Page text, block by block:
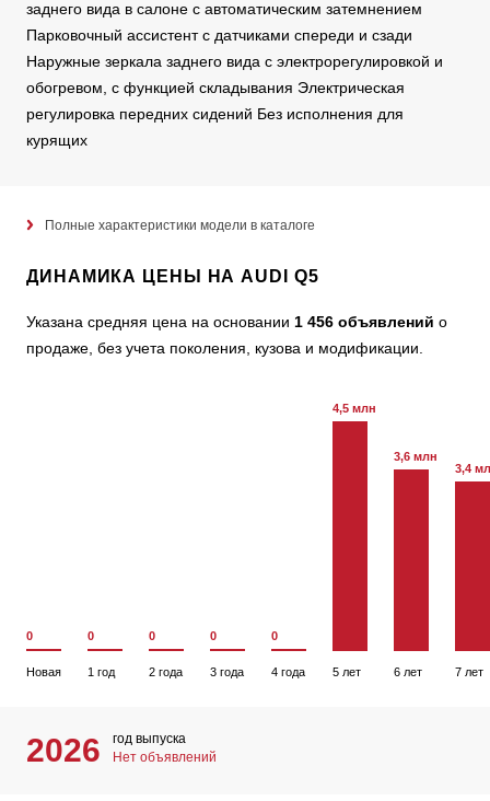
заднего вида в салоне с автоматическим затемнением
Парковочный ассистент с датчиками спереди и сзади
Наружные зеркала заднего вида с электрорегулировкой и
обогревом, с функцией складывания Электрическая
регулировка передних сидений Без исполнения для
курящих
Полные характеристики модели в каталоге
ДИНАМИКА ЦЕНЫ НА AUDI Q5
Указана средняя цена на основании 1 456 объявлений о
продаже, без учета поколения, кузова и модификации.
0
Новая
0
1 год
0
2 года
0
3 года
0
4 года
4,5 млн
5 лет
3,6 млн
6 лет
3,4
7 лет
2026
год выпуска
Нет объявлений